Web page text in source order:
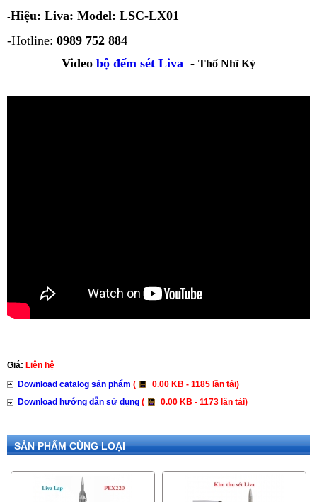
-Hiệu: Liva: Model: LSC-LX01
-Hotline: 0989 752 884
Video bộ đếm sét Liva - Thổ Nhĩ Kỳ
Giá: Liên hệ
Download catalog sản phẩm (
0.00 KB - 1185 lần tải)
Download hướng dẫn sử dụng ( 0.00 KB - 1173 lần tải)
SẢN PHẨM CÙNG LOẠI